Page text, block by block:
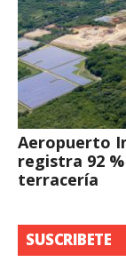
Aeropuerto
registra 92
terracería
SUSCRIBETE